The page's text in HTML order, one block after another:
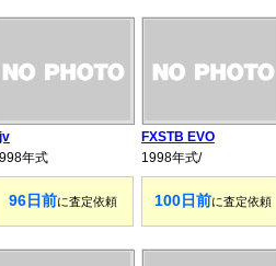
年式
96日前に査定依頼
FXSTB EVO
1998年式/
100日前に査定依頼